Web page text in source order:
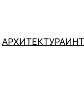
АРХИТЕКТУРА